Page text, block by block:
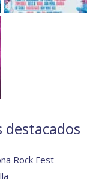
Rock Fest